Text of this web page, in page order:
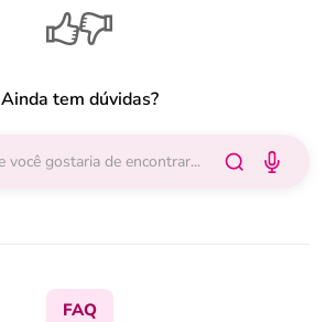
Ainda tem dúvidas?
FAQ